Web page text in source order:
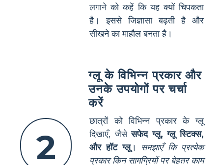
लगाने को कहें कि यह क्यों चिपकता
है। इससे जिज्ञासा बढ़ती है और
सीखने का माहौल बनता है।
2
ग्लू के विभिन्न प्रकार और
उनके उपयोगों पर चर्चा
करें
छात्रों को विभिन्न प्रकार के ग्लू
दिखाएँ, जैसेसफेद ग्लू, ग्लू स्टिक्स,
और हॉट ग्लू। समझाएँ कि प्रत्येक
प्रकार किन सामग्रियों पर बेहतर काम